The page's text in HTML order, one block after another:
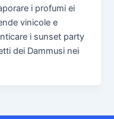
i profumi ei
vinicole e
i sunset party
dei Dammusi nei